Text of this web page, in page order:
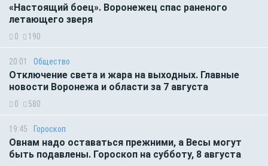
«Настоящий боец». Воронежец спас раненого
летающего зверя
0 190
20:01 Общество
Отключение света и жара на выходных. Главные
новости Воронежа и области за 7 августа
0 580
19:45 Гороскоп
Овнам надо оставаться прежними, а Весы могут
быть подавлены. Гороскоп на субботу, 8 августа